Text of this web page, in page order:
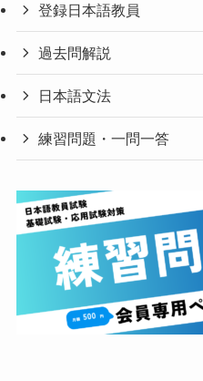
登録日本語教員
過去問解説
日本語文法
練習問題・一問一答